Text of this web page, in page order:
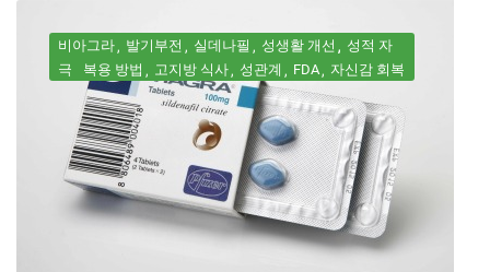
비아그라 발기부전 실데나필 성생활 개선
성적 자
극
복용 방법 고지방 식사 성관계 FDA 자신감 회복